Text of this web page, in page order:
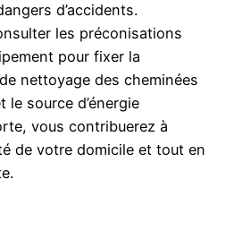
d’accidents.
les préconisations
pour fixer la
nettoyage des cheminées
source d’énergie
vous contribuerez à
de votre domicile et tout en